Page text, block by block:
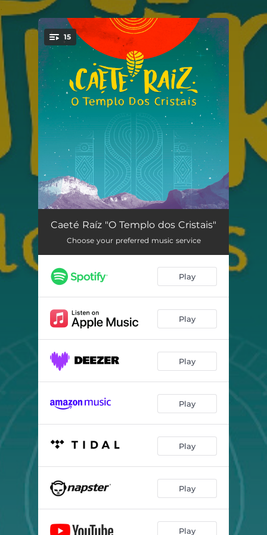
You're all set!
15
Abaramamut 04:33
Espelho Natural 05:48
Caminhos do Coração 04:19
Templo
Jahmor 03:49
Não Tente Entender
Amanitas 01:30
07:07
05:30
Viejo Ancestro 06:19
Naves no Céu 00:52
Anjo do Ar
Caeté Raíz "O Templo dos Cristais"
Choose your preferred music service
Play
Play
Play
Play
Play
Play
Play